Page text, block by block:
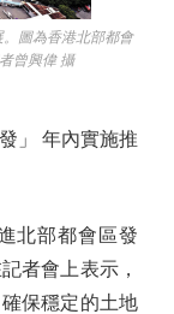
圖為香港北部都會
曾興偉 攝
」 年內實施推
北部都會區發
者會上表示，
保穩定的土地